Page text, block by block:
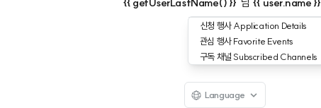
신청 행사Application Details
관심 행사Favorite Events
구독 채널 Subscribed Channels
Language